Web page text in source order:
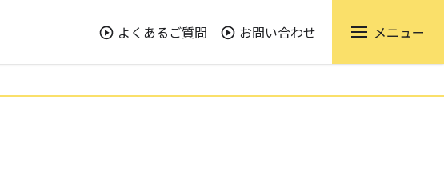
よくあるご質問 お問い合わせ メニュー